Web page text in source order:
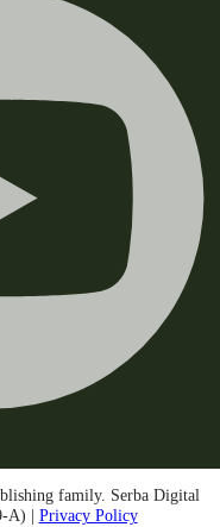
family. Serba Digital
A) | Privacy Policy